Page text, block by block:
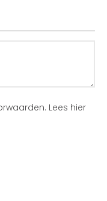
Lees hier